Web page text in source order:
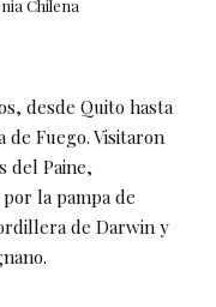
Chilena
desde Quito hasta
Fuego. Visitaron
del Paine,
la pampa de
de Darwin y